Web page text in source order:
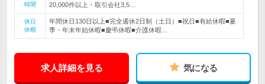
時間
20,000件以上・取引会社3,5…
休日
休暇
年間休日130日以上■完全週休2日制（土日）■祝日■有給休暇■夏
季・年末年始休暇■慶弔休暇■介護休暇…
求人詳細を見る 気になる